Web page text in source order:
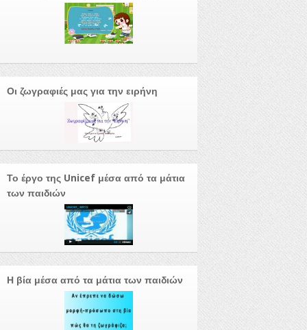
Οι ζωγραφιές μας για την ειρήνη
Το έργο της Unicef μέσα από τα μάτια
των παιδιών
Η βία μέσα από τα μάτια των παιδιών